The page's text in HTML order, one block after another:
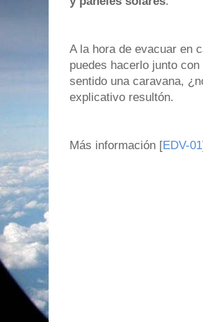
A la hora de evacuar en
puedes hacerlo junto
sentido una caravana,
explicativo resultón.
Más información [EDV-01